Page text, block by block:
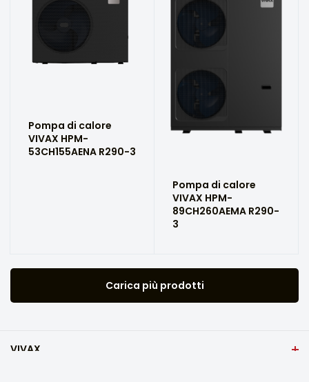
Pompa di calore
VIVAX HPM-
53CH155AENA R290-3
Pompa di calore
VIVAX HPM-
89CH260AEMA R290-
3
Carica più prodotti
VIVAX